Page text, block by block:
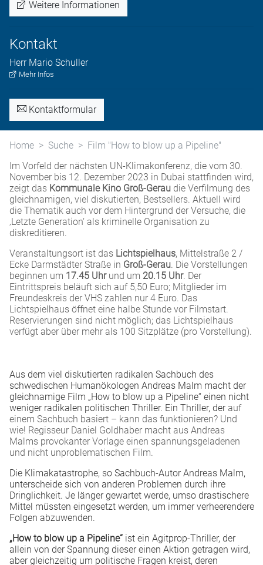
Weitere Informationen
Kontakt
Herr Mario Schuller
Mehr Infos
Kontaktformular
Home Suche
Film "How to blow up a Pipeline"
Im Vorfeld der nächsten UN-Klimakonferenz, die vom 30.
November bis 12. Dezember 2023 in Dubai stattfinden wird,
zeigt das Kommunale Kino Groß-Gerau die Verfilmung des
gleichnamigen, viel diskutierten, Bestsellers. Aktuell wird
die Thematik auch vor dem Hintergrund der Versuche, die
‚Letzte Generation‘ als kriminelle Organisation zu
diskreditieren.
Veranstaltungsort ist das Lichtspielhaus, Mittelstraße 2 /
Ecke Darmstädter Straße in Groß-Gerau. Die Vorstellungen
beginnen um 17.45 Uhrund um 20.15 Uhr. Der
Eintrittspreis beläuft sich auf 5,50 Euro; Mitglieder im
Freundeskreis der VHS zahlen nur 4 Euro. Das
Lichtspielhaus öffnet eine halbe Stunde vor Filmstart.
Reservierungen sind nicht möglich; das Lichtspielhaus
verfügt aber über mehr als 100 Sitzplätze (pro Vorstellung).
Aus dem viel diskutierten radikalen Sachbuch des
schwedischen Humanökologen Andreas Malm macht der
gleichnamige Film „How to blow up a Pipeline“ einen nicht
weniger radikalen politischen Thriller. Ein Thriller, derauf
einem Sachbuch basiert – kann das funktionieren? Und
wie! Regisseur Daniel Goldhaber macht aus Andreas
Malms provokanter Vorlage einen spannungsgeladenen
und nicht unproblematischen Film.
Die Klimakatastrophe, so Sachbuch-Autor Andreas Malm,
unterscheide sich von anderen Problemen durch ihre
Dringlichkeit. Je länger gewartet werde, umso drastischere
Mittel müssten eingesetzt werden, um immer verheerendere
Folgen abzuwenden.
„How to blow up a Pipeline“ ist ein Agitprop-Thriller, der
allein von der Spannung dieser einen Aktion getragen wird,
aber gleichzeitig um politische Fragen kreist, deren